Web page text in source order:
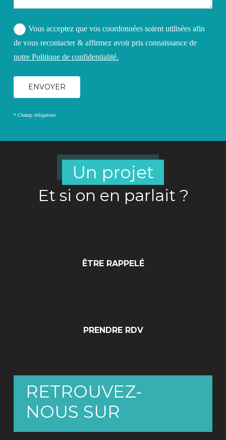
Vous acceptez que vos coordonnées soient utilisées afin
de vous recontacter & affirmez avoir pris connaissance de
notre Politique de confidentialité.
* Champ obligatoire
Un projet
Et si on en parlait ?
ÊTRE RAPPELÉ
PRENDRE RDV
RETROUVEZ-
NOUS SUR